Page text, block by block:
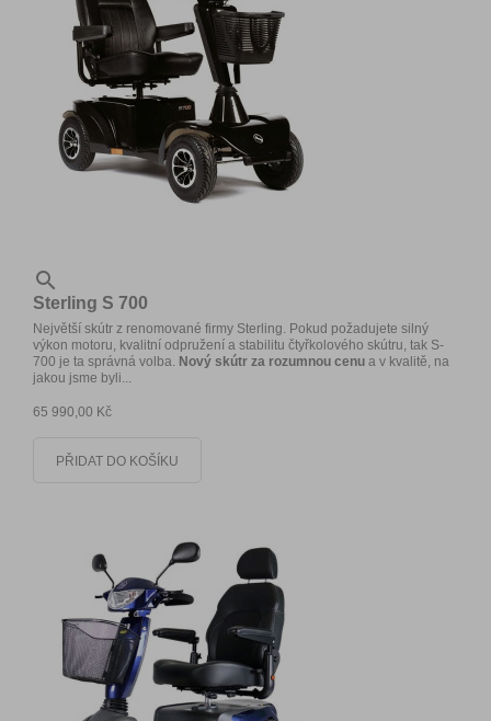

Sterling S 700
Největší skútr z renomované firmy Sterling. Pokud požadujete silný
výkon motoru, kvalitní odpružení a stabilitu čtyřkolového skútru, tak S-
700 je ta správná volba. Nový skútr za rozumnou cenu a v kvalitě, na
jakou jsme byli...
65 990,00 Kč
PŘIDAT DO KOŠÍKU